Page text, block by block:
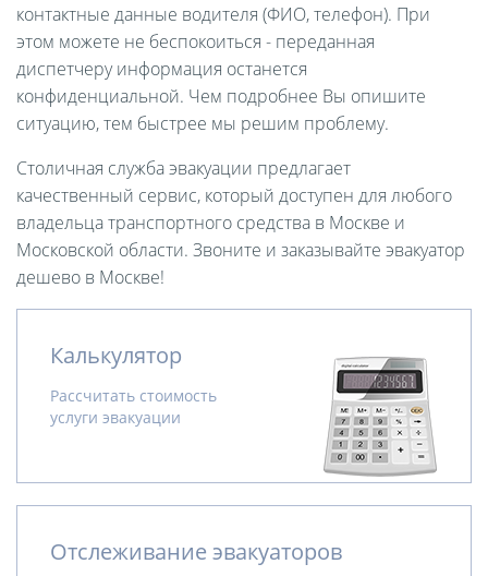
контактные данные водителя (ФИО, телефон). При
этом можете не беспокоиться - переданная
диспетчеру информация останется
конфиденциальной. Чем подробнее Вы опишите
ситуацию, тем быстрее мы решим проблему.
Столичная служба эвакуации предлагает
качественный сервис, который доступен для любого
владельца транспортного средства в Москве и
Московской области. Звоните и заказывайте эвакуатор
дешево в Москве!
Калькулятор
Рассчитать стоимость
услуги эвакуации
Отслеживание эвакуаторов